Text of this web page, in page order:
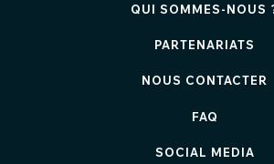
QUI SOMMES-NOUS
PARTENARIATS
NOUS CONTACTER
FAQ
SOCIAL MEDIA